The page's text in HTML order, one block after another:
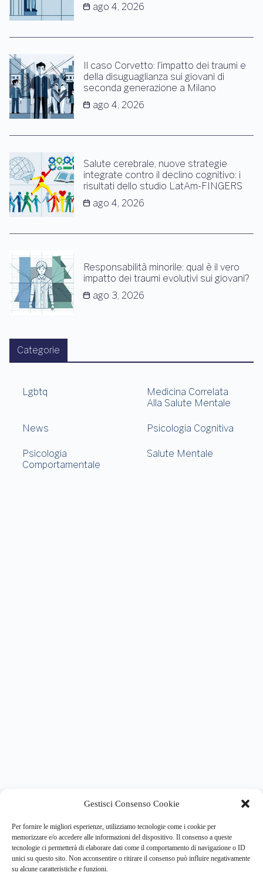
Gestisci Consenso Cookie
Per fornire le migliori esperienze, utilizziamo tecnologie come i cookie per
memorizzare e/o accedere alle informazioni del dispositivo. Il consenso a queste
tecnologie ci permetterà di elaborare dati come il comportamento di navigazione o ID
unici su questo sito. Non acconsentire o ritirare il consenso può influire negativamente
su alcune caratteristiche e funzioni.
ago 4, 2026
Il caso Corvetto: l’impatto dei traumi e
della disuguaglianza sui giovani di
seconda generazione a Milano
ago 4, 2026
Salute cerebrale, nuove strategie
integrate contro il declino cognitivo: i
risultati dello studio LatAm-FINGERS
ago 4, 2026
Responsabilità minorile: qual è il vero
impatto dei traumi evolutivi sui giovani?
ago 3, 2026
Categorie
Lgbtq
Medicina Correlata
Alla Salute Mentale
News Psicologia Cognitiva
Psicologia
Comportamentale
Salute Mentale
psicologia e salute mentale.
Address:
VIA USODIMARE 3 - 37138 - VERONA (VR)